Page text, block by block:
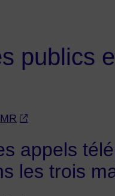
publics
appels
les trois